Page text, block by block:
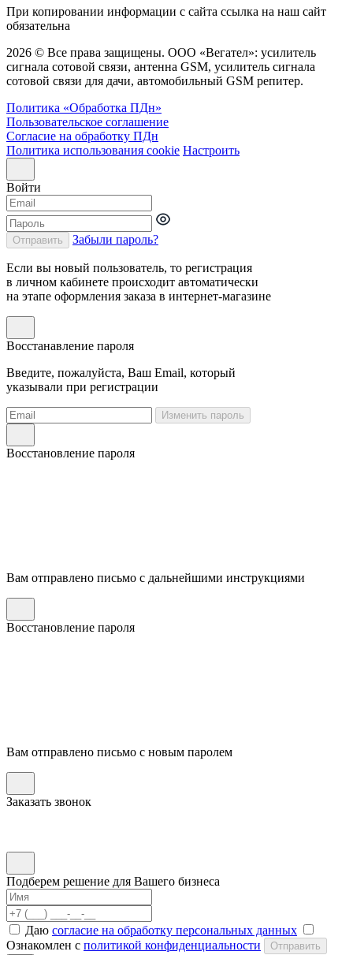
При копировании информации с сайта ссылка на наш сайт
обязательна
2026 © Все права защищены. ООО «Вегател»: усилитель
сигнала сотовой связи, антенна GSM, усилитель сигнала
сотовой связи для дачи, автомобильный GSM репитер.
Политика «Обработка ПДн»
Пользовательское соглашение
Согласие на обработку ПДн
Политика использования cookie Настроить
Войти
Отправить Забыли пароль?
Если вы новый пользователь, то регистрация
в личном кабинете происходит автоматически
на этапе оформления заказа в интернет-магазине
Восстанавление пароля
Введите, пожалуйста, Ваш Email, который
указывали при регистрации
Изменить пароль
Восстановление пароля
Вам отправлено письмо с дальнейшими инструкциями
Восстановление пароля
Вам отправлено письмо с новым паролем
Заказать звонок
Подберем решение для Вашего бизнеса
Даю согласие на обработку персональных данных
Ознакомлен с политикой конфиденциальности Отправить